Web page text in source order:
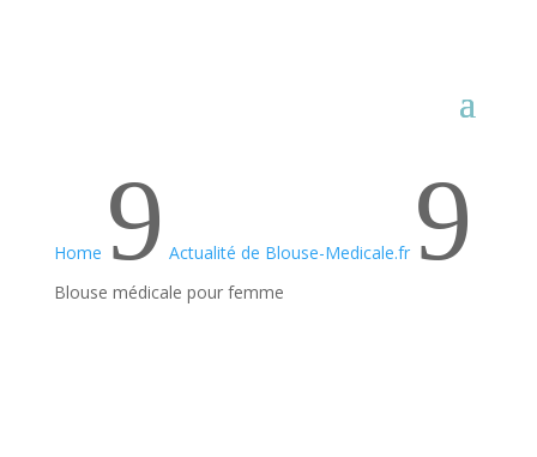
Home 9 Actualité de Blouse-Medicale.fr 9
Blouse médicale pour femme